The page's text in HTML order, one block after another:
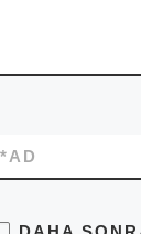
AD
*